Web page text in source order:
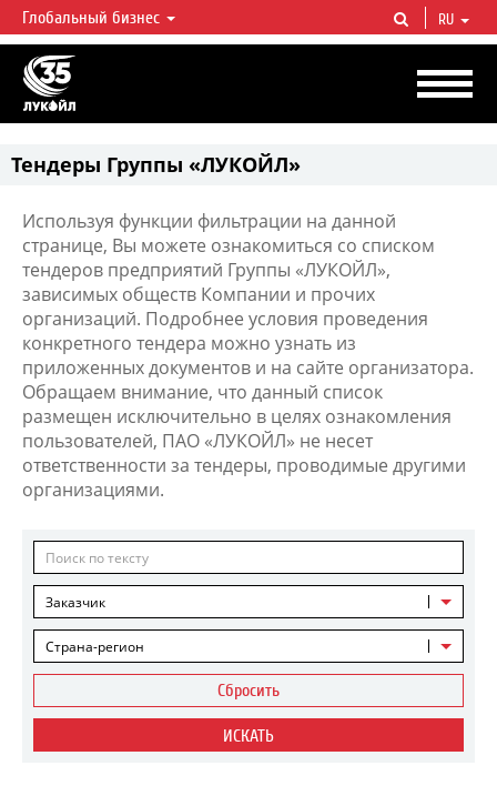
ЛУКОЙЛ СЕГОДНЯ
ЛУКОЙЛ — одна из крупнейших вертикально интегрированных
нефтегазовых компаний в мире, на долю которой приходится более 2%
мировой добычи нефти и около 1% доказанных запасов углеводородов.
Глобальный бизнес RU
Тендеры Группы «ЛУКОЙЛ»
Используя функции фильтрации на данной
странице, Вы можете ознакомиться со списком
тендеров предприятий Группы «ЛУКОЙЛ»,
зависимых обществ Компании и прочих
организаций. Подробнее условия проведения
конкретного тендера можно узнать из
приложенных документов и на сайте организатора.
Обращаем внимание, что данный список
размещен исключительно в целях ознакомления
пользователей, ПАО «ЛУКОЙЛ» не несет
ответственности за тендеры, проводимые другими
организациями.
Заказчик
Страна-регион
Сбросить
ИСКАТЬ